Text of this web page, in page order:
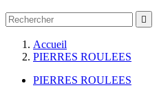

Accueil
PIERRES ROULEES
PIERRES ROULEES